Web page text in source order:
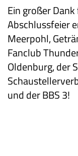
Ein großer
Abschlussfeier
Meerpohl,
Fanclub
Oldenburg, der
und der BBS 3!